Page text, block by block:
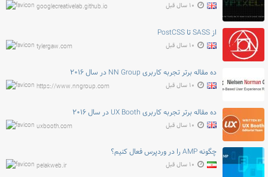
googlecreativelab.github.io ۱۰ سال قبل
از SASS تا PostCSS
tylergaw.com ۱۰ سال قبل
ده مقاله برتر تجربه کاربری NN Group در سال ۲۰۱۶
https://www.nngroup.com ۱۰ سال قبل
ده مقاله برتر تجربه کاربری UX Booth در سال ۲۰۱۶
uxbooth.com ۱۰ سال قبل
چگونه AMP را در وردپرس فعال کنیم؟
pelakweb.ir ۱۰ سال قبل